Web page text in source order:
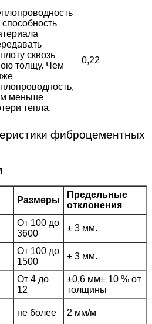
сквозь
толщу. Чем
меньше
тепла.
0,22
фиброцементных
Размеры
Предельные
отклонения
От 100 до
3600
± 3 мм.
От 100 до
1500
± 3 мм.
От 4 до
12
±0,6 мм± 10 % от
толщины
не более 2 мм/м